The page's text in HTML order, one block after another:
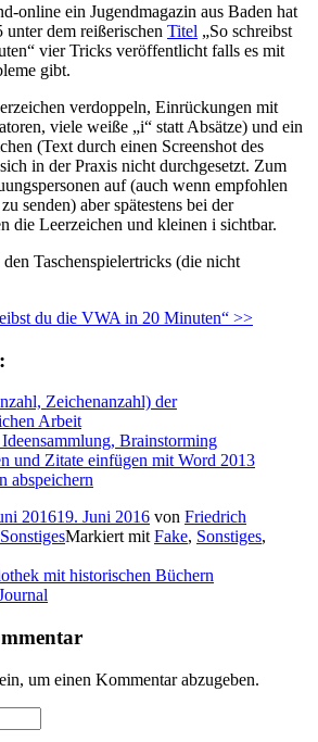
online ein Jugendmagazin aus Baden hat
dem reißerischen Titel „So schreibst
vier Tricks veröffentlicht falls es mit
gibt.
verdoppeln, Einrückungen mit
viele weiße „i“ statt Absätze) und ein
(Text durch einen Screenshot des
in der Praxis nicht durchgesetzt. Zum
auf (auch wenn empfohlen
senden) aber spätestens bei der
die Leerzeichen und kleinen i sichtbar.
Taschenspielertricks (die nicht
du die VWA in 20 Minuten“ >>
Zeichenanzahl) der
Arbeit
Brainstorming
und Zitate einfügen mit Word 2013
abspeichern
201619. Juni 2016 von Friedrich
SonstigesMarkiert mit Fake, Sonstiges,
mit historischen Büchern
um einen Kommentar abzugeben.